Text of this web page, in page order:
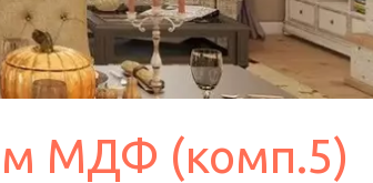
МДФ (комп.5)